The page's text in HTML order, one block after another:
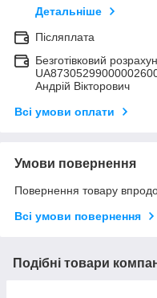
Детальніше
Післяплата
Безготівковий
Андрій Вікторович
Всі умови оплати
Умови повернення
Повернення товару
Всі умови повернення
Подібні товари